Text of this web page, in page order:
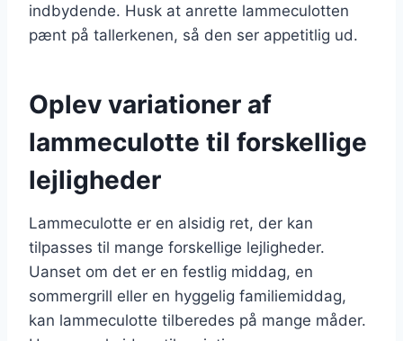
indbydende. Husk at anrette lammeculotten
pænt på tallerkenen, så den ser appetitlig ud.
Oplev variationer af
lammeculotte til forskellige
lejligheder
Lammeculotte er en alsidig ret, der kan
tilpasses til mange forskellige lejligheder.
Uanset om det er en festlig middag, en
sommergrill eller en hyggelig familiemiddag,
kan lammeculotte tilberedes på mange måder.